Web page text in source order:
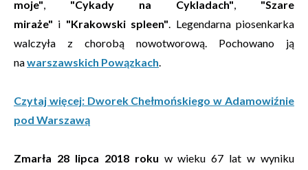
moje", "Cykady na Cykladach", "Szare
miraże" i "Krakowski spleen". Legendarna piosenkarka
walczyła z chorobą nowotworową. Pochowano ją
nawarszawskich Powązkach.
Czytaj więcej: Dworek Chełmońskiego w Adamowiźnie
pod Warszawą
Zmarła 28 lipca 2018 roku w wieku 67 lat w wyniku